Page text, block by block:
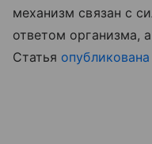
механизм связан с
ответом организма,
Статья опубликована